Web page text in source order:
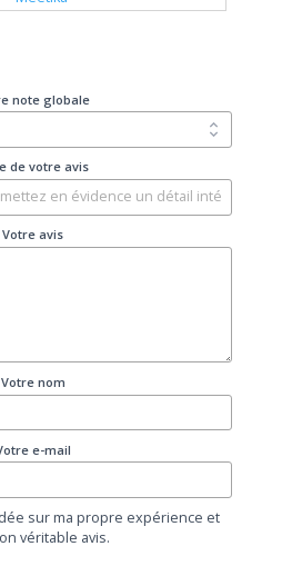
note globale
de votre avis
Votre avis
Votre nom
e-mail
sur ma propre expérience et
véritable avis.